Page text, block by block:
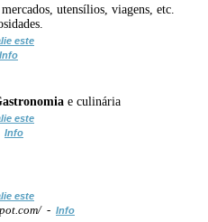
utensílios, viagens, etc.
este
Info
e culinária
este
Info
este
- Info